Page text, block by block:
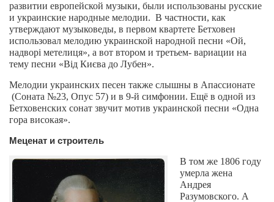
развитии европейской музыки, были использованы русские
и украинские народные мелодии. В частности, как
утверждают музыковеды, в первом квартете Бетховен
использовал мелодию украинской народной песни «Ой,
надворі метелиця», а вот втором и третьем- вариации на
тему песни «Від Києва до Лубен».
Мелодии украинских песен также слышны в Апассионате
(Соната №23, Опус 57) и в 9-й симфонии. Ещё в одной из
Бетховенских сонат звучит мотив украинской песни «Одна
гора високая».
Меценат и строитель
В том же 1806 году
умерла жена
Андрея
Разумовского. А